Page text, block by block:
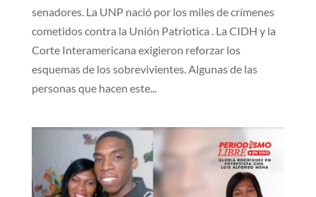
senadores. La UNP nació por los miles de crímenes
cometidos contra la Unión Patriotica . La CIDH y la
Corte Interamericana exigieron reforzar los
esquemas de los sobrevivientes. Algunas de las
personas que hacen este...